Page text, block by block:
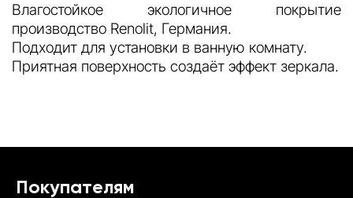
Влагостойкое экологичное покрытие
производство Renolit, Германия.
Подходит для установки в ванную комнату.
Приятная поверхность создаёт эффект зеркала.
Покупателям